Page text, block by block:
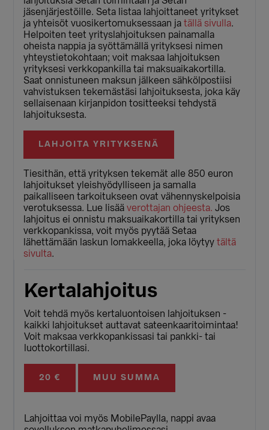
jäsenjärjestöille. Seta listaa lahjoittaneet yritykset
ja yhteisöt vuosikertomuksessaan jatällä sivulla.
Helpoiten teet yrityslahjoituksen painamalla
oheista nappia ja syöttämällä yrityksesi nimen
yhteystietokohtaan; voit maksaa lahjoituksen
yrityksesi verkkopankilla tai maksuaikakortilla.
Saat onnistuneen maksun jälkeen sähkölpostiisi
vahvistuksen tekemästäsi lahjoituksesta, joka käy
sellaisenaan kirjanpidon tositteeksi tehdystä
lahjoituksesta.
LAHJOITA YRITYKSENÄ
Tiesithän, että yrityksen tekemät alle 850 euron
lahjoitukset yleishyödylliseen ja samalla
paikalliseen tarkoitukseen ovat vähennyskelpoisia
verotuksessa. Lue lisääverottajan ohjeesta. Jos
lahjoitus ei onnistu maksuaikakortilla tai yrityksen
verkkopankissa, voit myös pyytää Setaa
lähettämään laskun lomakkeella, joka löytyytältä
sivulta.
Kertalahjoitus
Voit tehdä myös kertaluontoisen lahjoituksen -
kaikki lahjoitukset auttavat sateenkaaritoimintaa!
Voit maksaa verkkopankissasi tai pankki- tai
luottokortillasi.
20 € MUU SUMMA
Lahjoittaa voi myös MobilePaylla, nappi avaa